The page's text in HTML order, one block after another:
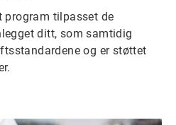
program tilpasset de
ditt, som samtidig
og er støttet